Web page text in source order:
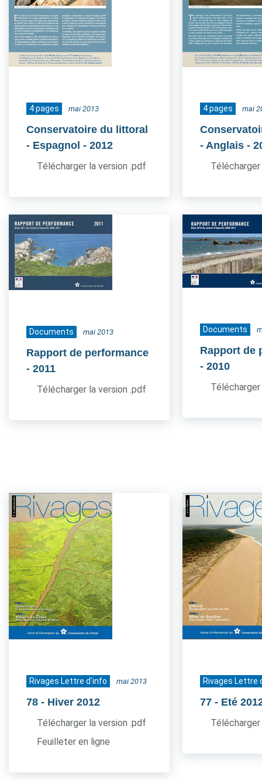
4 pages mai 2013
Conservatoire du littoral
- Espagnol - 2012
Télécharger la version .pdf
4 pages mai
- Anglais -
Documents mai 2013
Rapport de performance
- 2011
Télécharger la version .pdf
Documents
Rapport de
- 2010
Rivages Lettre d'info mai 2013
78 - Hiver 2012
Télécharger la version .pdf
Feuilleter en ligne
Rivages Lettre
77 - Eté